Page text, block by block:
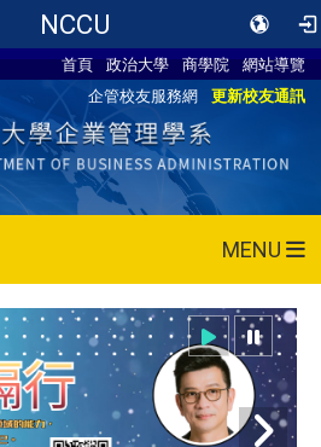
NCCU
首頁 政治大學 商學院
網站導覽
企管校友服務網
更新校友通訊
MENU